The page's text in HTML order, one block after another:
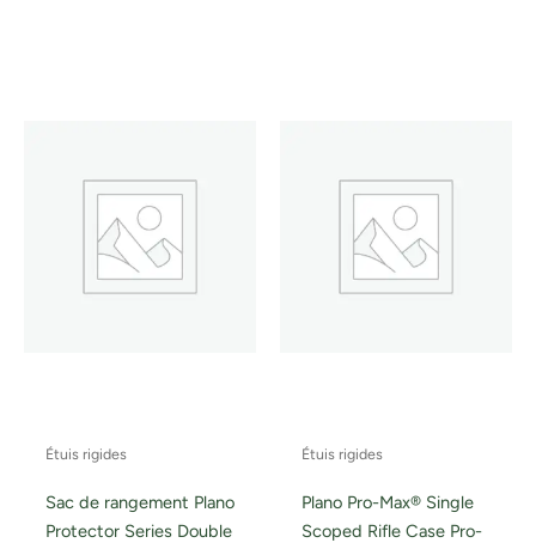
Étuis rigides
Sac de rangement Plano
Protector Series Double
Étuis rigides
Plano Pro-Max® Single
Scoped Rifle Case Pro-